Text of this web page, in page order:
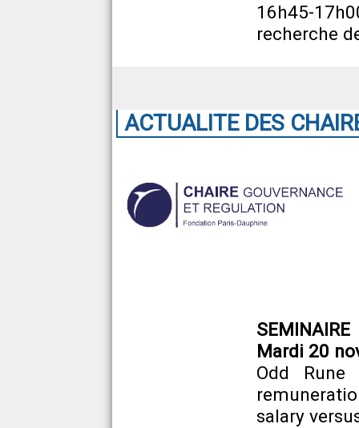
16h45-
recherche
ACTUALITE DES
SEMINAIRE
Mardi 20
Odd Rune
salary